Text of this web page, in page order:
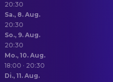
20:30
Sa., 8. Aug.
20:30
So., 9. Aug.
20:30
Mo., 10. Aug.
18:00 · 20:30
Di., 11. Aug.